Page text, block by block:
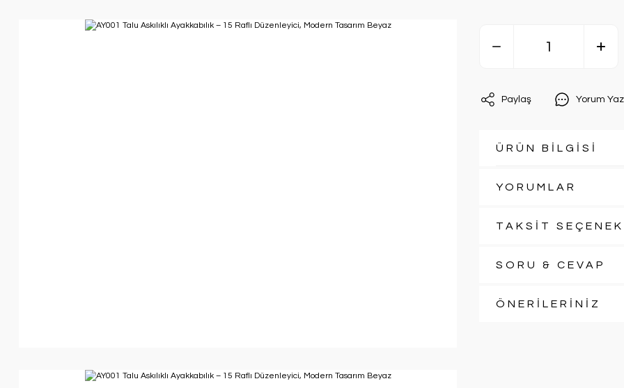
Paylaş Yorum Yaz
ÜRÜN BİLGİSİ
YORUMLAR
TAKSİT
SORU & CEVAP
ÖNERİLERİNİZ